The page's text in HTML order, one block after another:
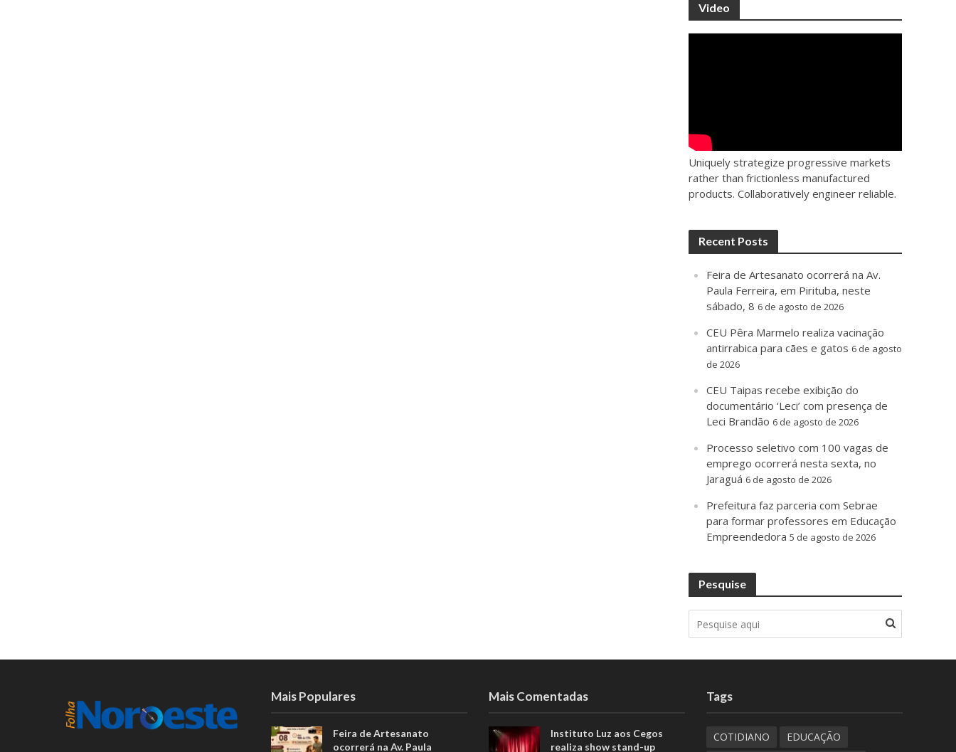
Video
Uniquely strategize progressive markets
rather than frictionless manufactured
products. Collaboratively engineer reliable.
Recent Posts
Feira de Artesanato ocorrerá na Av.
Paula Ferreira, em Pirituba, neste
sábado, 8 6 de agosto de 2026
CEU Pêra Marmelo realiza vacinação
antirrabica para cães e gatos 6 de agosto
de 2026
CEU Taipas recebe exibição do
documentário ‘Leci’ com presença de
Leci Brandão 6 de agosto de 2026
Processo seletivo com 100 vagas de
emprego ocorrerá nesta sexta, no
Jaraguá 6 de agosto de 2026
Prefeitura faz parceria com Sebrae
para formar professores em Educação
Empreendedora 5 de agosto de 2026
Pesquise
Mais Populares
Feira de Artesanato
ocorrerá na Av. Paula
Mais Comentadas
Instituto Luz aos Cegos
realiza show stand-up
Tags
COTIDIANO EDUCAÇÃO